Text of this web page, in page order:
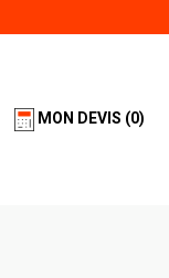
MON DEVIS (0)